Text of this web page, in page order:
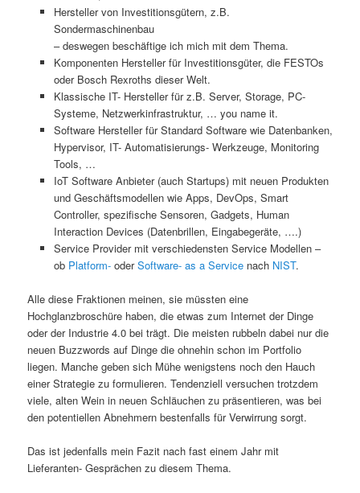
Hersteller von Investitionsgütern, z.B.
Sondermaschinenbau
– deswegen beschäftige ich mich mit dem Thema.
Komponenten Hersteller für Investitionsgüter, die FESTOs
oder Bosch Rexroths dieser Welt.
Klassische IT- Hersteller für z.B. Server, Storage, PC-
Systeme, Netzwerkinfrastruktur, … you name it.
Software Hersteller für Standard Software wie Datenbanken,
Hypervisor, IT- Automatisierungs- Werkzeuge, Monitoring
Tools, …
IoT Software Anbieter (auch Startups) mit neuen Produkten
und Geschäftsmodellen wie Apps, DevOps, Smart
Controller, spezifische Sensoren, Gadgets, Human
Interaction Devices (Datenbrillen, Eingabegeräte, ….)
Service Provider mit verschiedensten Service Modellen –
ob Platform-oderSoftware- as a Servicenach NIST.
Alle diese Fraktionen meinen, sie müssten eine
Hochglanzbroschüre haben, die etwas zum Internet der Dinge
oder der Industrie 4.0 bei trägt. Die meisten rubbeln dabei nur die
neuen Buzzwords auf Dinge die ohnehin schon im Portfolio
liegen. Manche geben sich Mühe wenigstens noch den Hauch
einer Strategie zu formulieren. Tendenziell versuchen trotzdem
viele, alten Wein in neuen Schläuchen zu präsentieren, was bei
den potentiellen Abnehmern bestenfalls für Verwirrung sorgt.
Das ist jedenfalls mein Fazit nach fast einem Jahr mit
Lieferanten- Gesprächen zu diesem Thema.